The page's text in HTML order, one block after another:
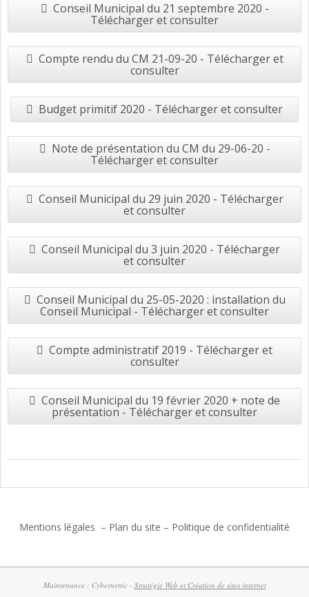
Conseil Municipal du 21 septembre 2020 -
Télécharger et consulter
Compte rendu du CM 21-09-20 - Télécharger et
consulter
Budget primitif 2020 - Télécharger et consulter
Note de présentation du CM du 29-06-20 -
Télécharger et consulter
Conseil Municipal du 29 juin 2020 - Télécharger
et consulter
Conseil Municipal du 3 juin 2020 - Télécharger
et consulter
Conseil Municipal du 25-05-2020 : installation du
Conseil Municipal - Télécharger et consulter
Compte administratif 2019 - Télécharger et
consulter
Conseil Municipal du 19 février 2020 + note de
présentation - Télécharger et consulter
Mentions légales – Plan du site – Politique de confidentialité
Maintenance : Cybernettic - Stratégie Web et Création de sites internet